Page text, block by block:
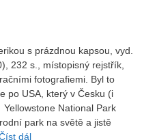
s prázdnou kapsou, vyd.
232 s., místopisný rejstřík,
fotografiemi. Byl to
po USA, který v Česku (i
National Park
park na světě a jistě
dál